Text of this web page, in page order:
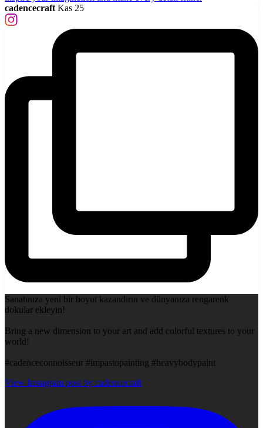
cadencecraft Kas 25
Sanatınıza yeni bir boyut kazandırın ve dünyanıza rengarenk
dokular ekleyin!
Bring a new dimension to your art and add colorful textures to your
world!
#cadenceconnoisseur #impastopainting #heavybodypaint
View Instagram post by cadencecraft